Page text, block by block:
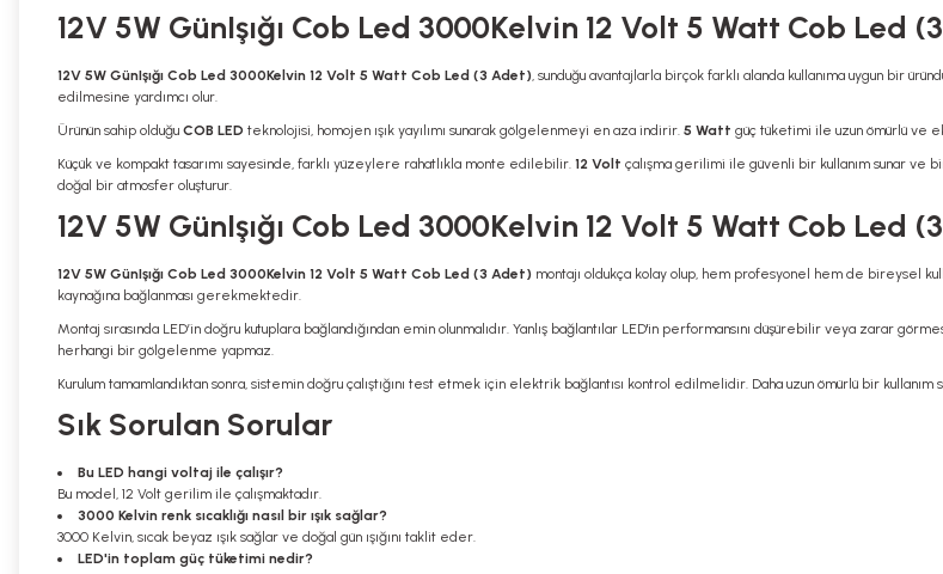
12V 5W GünIşığı Cob Led 3000Kelvin 12 Volt 5 Watt Cob Led
12V 5W GünIşığı Cob Led 3000Kelvin 12 Volt 5 Watt Cob Led (3 Adet), sunduğu avantajlarla birçok farklı alanda kullanıma uygun bir
edilmesine yardımcı olur.
Ürünün sahip olduğu COB LED teknolojisi, homojen ışık yayılımı sunarak gölgelenmeyi en aza indirir. 5 Watt güç tüketimi ile uzun ömürlü ve
Küçük ve kompakt tasarımı sayesinde, farklı yüzeylere rahatlıkla monte edilebilir. 12 Volt çalışma gerilimi ile güvenli bir kullanım sunar ve
doğal bir atmosfer oluşturur.
12V 5W GünIşığı Cob Led 3000Kelvin 12 Volt 5 Watt Cob Led
12V 5W GünIşığı Cob Led 3000Kelvin 12 Volt 5 Watt Cob Led (3 Adet) montajı oldukça kolay olup, hem profesyonel hem de bireysel
kaynağına bağlanması gerekmektedir.
Montaj sırasında LED’in doğru kutuplara bağlandığından emin olunmalıdır. Yanlış bağlantılar LED'in performansını düşürebilir veya zarar
herhangi bir gölgelenme yapmaz.
Kurulum tamamlandıktan sonra, sistemin doğru çalıştığını test etmek için elektrik bağlantısı kontrol edilmelidir. Daha uzun ömürlü bir
Sık Sorulan Sorular
Bu LED hangi voltaj ile çalışır?
Bu model, 12 Volt gerilim ile çalışmaktadır.
3000 Kelvin renk sıcaklığı nasıl bir ışık sağlar?
3000 Kelvin, sıcak beyaz ışık sağlar ve doğal gün ışığını taklit eder.
LED'in toplam güç tüketimi nedir?